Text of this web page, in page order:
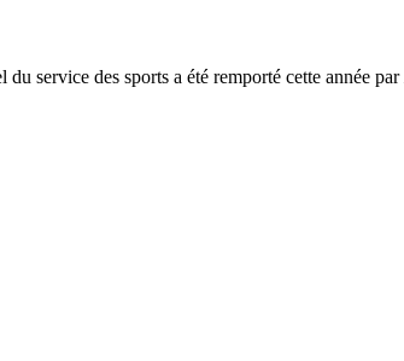
service des sports a été remporté cette année par